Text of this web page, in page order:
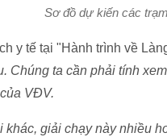
Sơ đồ dự kiến các
y tế tại "Hành trình về
Chúng ta cần phải tính
VĐV.
khác, giải chạy này nhiều